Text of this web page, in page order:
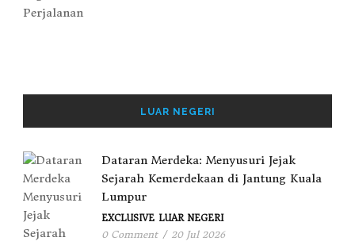
LUAR NEGERI
Dataran Merdeka: Menyusuri Jejak
Sejarah Kemerdekaan di Jantung Kuala
Lumpur
EXCLUSIVE LUAR NEGERI
0 Comment / 20 Jul 2026